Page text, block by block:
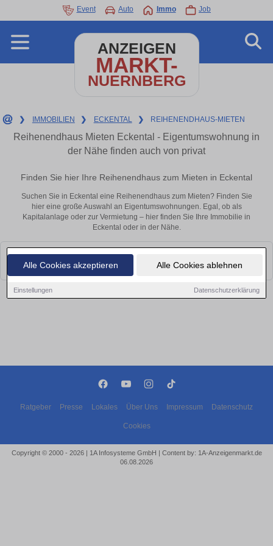
Alle Cookies akzeptieren Alle Cookies ablehnen
Einstellungen Datenschutzerklärung
Event Auto Immo Job
ANZEIGEN
MARKT-
NUERNBERG
❯ IMMOBILIEN ❯ ECKENTAL ❯ REIHENENDHAUS-MIETEN
Reihenendhaus Mieten Eckental - Eigentumswohnung in
der Nähe finden auch von privat
Finden Sie hier Ihre Reihenendhaus zum Mieten in Eckental
Suchen Sie in Eckental eine Reihenendhaus zum Mieten? Finden Sie
hier eine große Auswahl an Eigentumswohnungen. Egal, ob als
Kapitalanlage oder zur Vermietung – hier finden Sie Ihre Immobilie in
Eckental oder in der Nähe.
Leider konnten wir derzeit keine passenden Objekte finden. Schauen Sie
bald wieder vorbei!
Ratgeber Presse Lokales Über Uns Impressum Datenschutz
Cookies
Copyright © 2000 - 2026 | 1A Infosysteme GmbH | Content by: 1A-Anzeigenmarkt.de
06.08.2026